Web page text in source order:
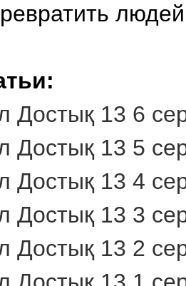
Достық 13 6
Достық 13 5
Достық 13 4
Достық 13 3
Достық 13 2